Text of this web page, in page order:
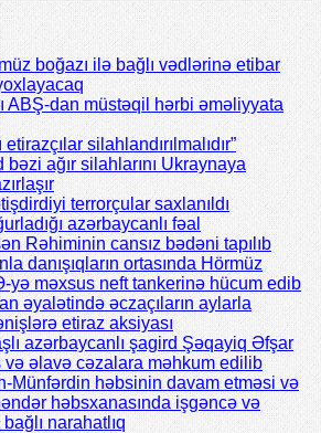
boğazı ilə bağlı vədlərinə etibar
ABŞ-dan müstəqil hərbi əməliyyata
silahlandırılmalıdır”
ağır silahlarını Ukraynaya
terrorçular saxlanıldı
azərbaycanlı fəal
Rəhiminin cansız bədəni tapılıb
danışıqların ortasında Hörmüz
yə məxsus neft tankerinə hücum edib
əyalətində əczaçıların aylarla
etiraz aksiyası
azərbaycanlı şagird Şəqayiq Əfşar
və əlavə cəzalara məhkum edilib
Münfərdin həbsinin davam etməsi və
həbsxanasında işgəncə və
narahatlıq